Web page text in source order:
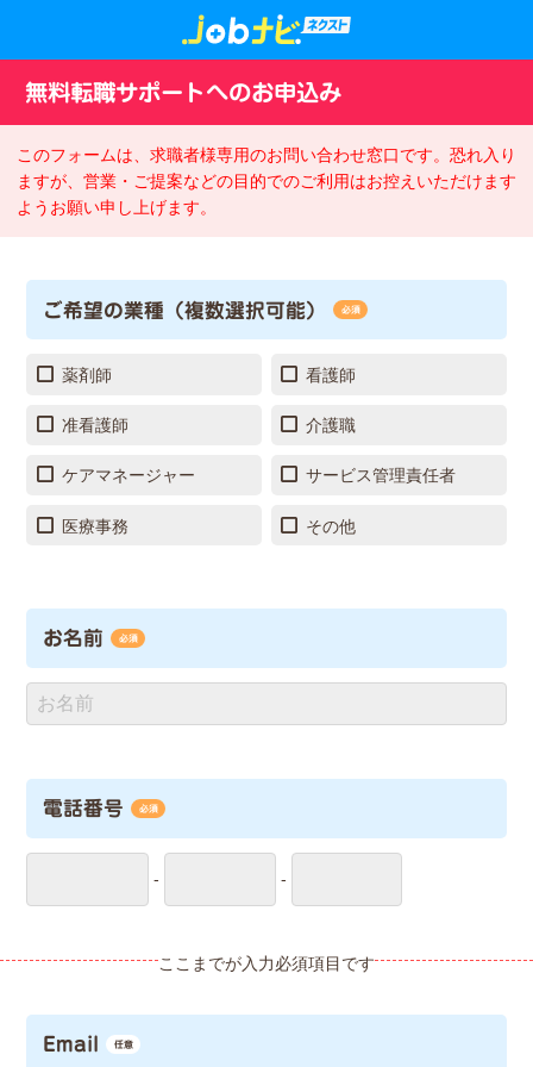
無料転職サポートへのお申込み
このフォームは、求職者様専用のお問い合わせ窓口です。恐れ入り
ますが、営業・ご提案などの目的でのご利用はお控えいただけます
ようお願い申し上げます。
ご希望の業種（複数選択可能） 必須
薬剤師 看護師
准看護師 介護職
ケアマネージャー サービス管理責任者
医療事務 その他
お名前 必須
電話番号 必須
- -
Email 任意